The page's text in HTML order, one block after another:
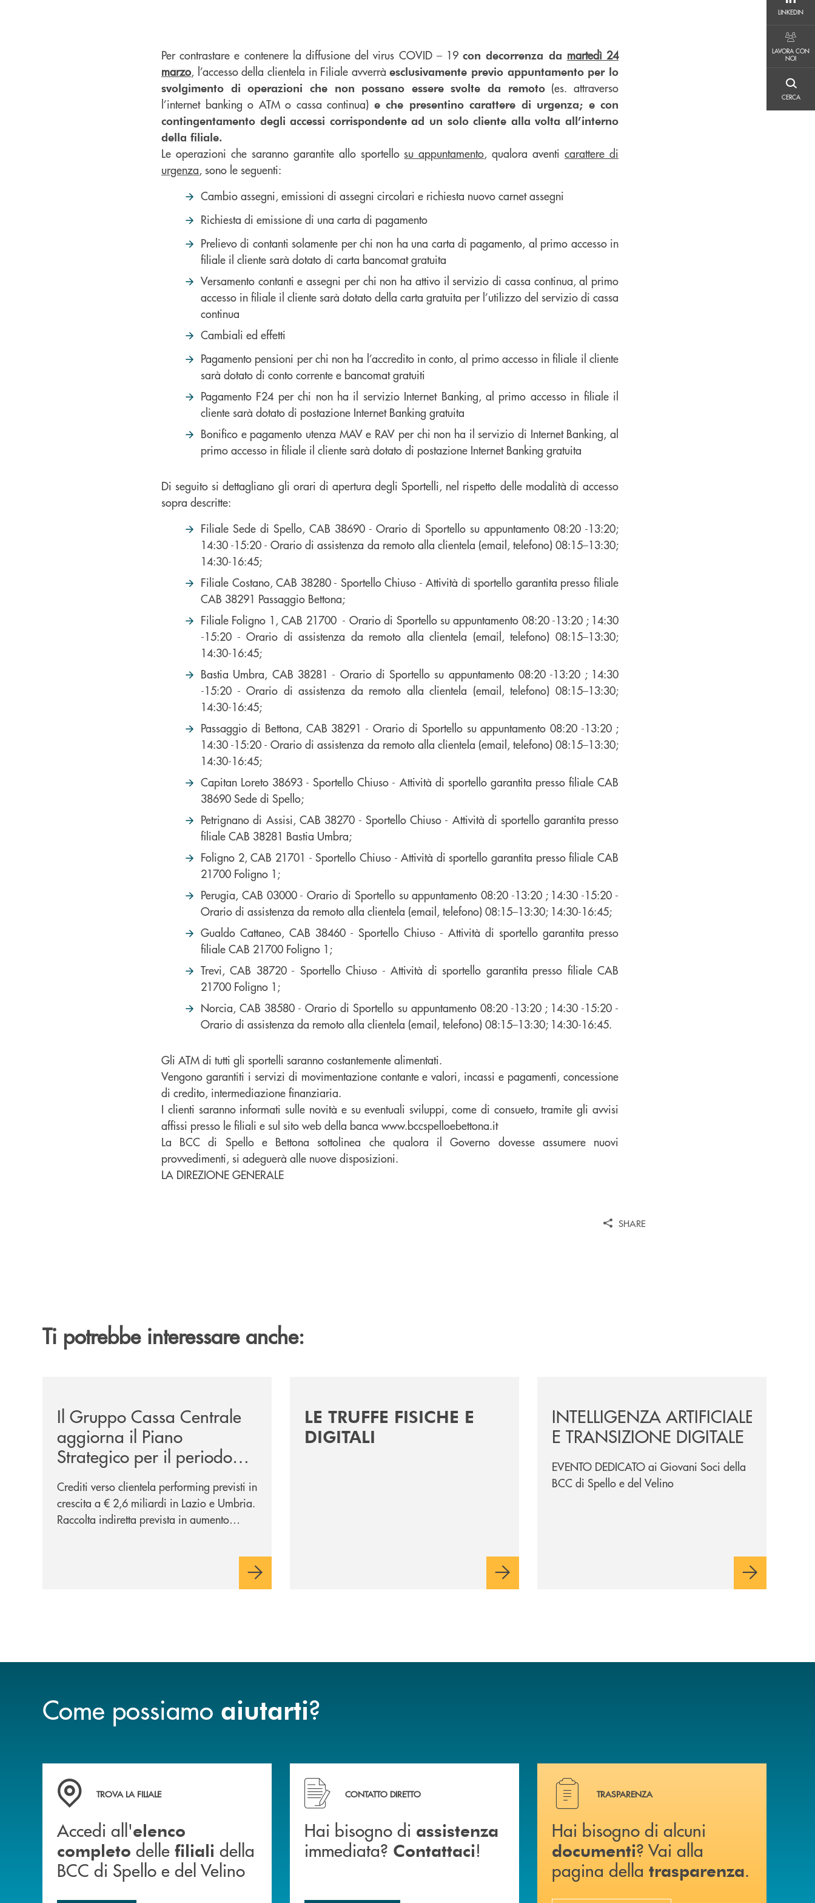
LINKEDIN
LAVORA CON
NOI
CERCA
Per contrastare e contenere la diffusione del virus COVID – 19con decorrenza da martedì 24
marzo, l’accesso della clientela in Filiale avverràesclusivamente previo appuntamento per lo
svolgimento di operazioni che non possano essere svolte da remoto(es. attraverso
l’internet banking o ATM o cassa continua) e che presentino carattere di urgenza; e con
contingentamento degli accessi corrispondente ad un solo cliente alla volta all’interno
della filiale.
Le operazioni che saranno garantite allo sportellosu appuntamento, qualora aventicarattere di
urgenza, sono le seguenti:
Cambio assegni, emissioni di assegni circolari e richiesta nuovo carnet assegni
Richiesta di emissione di una carta di pagamento
Prelievo di contanti solamente per chi non ha una carta di pagamento, al primo accesso in
filiale il cliente sarà dotato di carta bancomat gratuita
Versamento contanti e assegni per chi non ha attivo il servizio di cassa continua, al primo
accesso in filiale il cliente sarà dotato della carta gratuita per l’utilizzo del servizio di cassa
continua
Cambiali ed effetti
Pagamento pensioni per chi non ha l’accredito in conto, al primo accesso in filiale il cliente
sarà dotato di conto corrente e bancomat gratuiti
Pagamento F24 per chi non ha il servizio Internet Banking, al primo accesso in filiale il
cliente sarà dotato di postazione Internet Banking gratuita
Bonifico e pagamento utenza MAV e RAV per chi non ha il servizio di Internet Banking, al
primo accesso in filiale il cliente sarà dotato di postazione Internet Banking gratuita
Di seguito si dettagliano gli orari di apertura degli Sportelli, nel rispetto delle modalità di accesso
sopra descritte:
Filiale Sede di Spello, CAB 38690 - Orario di Sportello su appuntamento 08:20 -13:20;
14:30 -15:20 - Orario di assistenza da remoto alla clientela (email, telefono) 08:15–13:30;
14:30-16:45;
Filiale Costano, CAB 38280 - Sportello Chiuso - Attività di sportello garantita presso filiale
CAB 38291 Passaggio Bettona;
Filiale Foligno 1, CAB 21700 - Orario di Sportello su appuntamento 08:20 -13:20 ; 14:30
-15:20 - Orario di assistenza da remoto alla clientela (email, telefono) 08:15–13:30;
14:30-16:45;
Bastia Umbra, CAB 38281 - Orario di Sportello su appuntamento 08:20 -13:20 ; 14:30
-15:20 - Orario di assistenza da remoto alla clientela (email, telefono) 08:15–13:30;
14:30-16:45;
Passaggio di Bettona, CAB 38291 - Orario di Sportello su appuntamento 08:20 -13:20 ;
14:30 -15:20 - Orario di assistenza da remoto alla clientela (email, telefono) 08:15–13:30;
14:30-16:45;
Capitan Loreto 38693 - Sportello Chiuso - Attività di sportello garantita presso filiale CAB
38690 Sede di Spello;
Petrignano di Assisi, CAB 38270 - Sportello Chiuso - Attività di sportello garantita presso
filiale CAB 38281 Bastia Umbra;
Foligno 2, CAB 21701 - Sportello Chiuso - Attività di sportello garantita presso filiale CAB
21700 Foligno 1;
Perugia, CAB 03000 - Orario di Sportello su appuntamento 08:20 -13:20 ; 14:30 -15:20 -
Orario di assistenza da remoto alla clientela (email, telefono) 08:15–13:30; 14:30-16:45;
Gualdo Cattaneo, CAB 38460 - Sportello Chiuso - Attività di sportello garantita presso
filiale CAB 21700 Foligno 1;
Trevi, CAB 38720 - Sportello Chiuso - Attività di sportello garantita presso filiale CAB
21700 Foligno 1;
Norcia, CAB 38580 - Orario di Sportello su appuntamento 08:20 -13:20 ; 14:30 -15:20 -
Orario di assistenza da remoto alla clientela (email, telefono) 08:15–13:30; 14:30-16:45.
Gli ATM di tutti gli sportelli saranno costantemente alimentati.
Vengono garantiti i servizi di movimentazione contante e valori, incassi e pagamenti, concessione
di credito, intermediazione finanziaria.
I clienti saranno informati sulle novità e su eventuali sviluppi, come di consueto, tramite gli avvisi
affissi presso le filiali e sul sito web della banca www.bccspelloebettona.it
La BCC di Spello e Bettona sottolinea che qualora il Governo dovesse assumere nuovi
provvedimenti, si adeguerà alle nuove disposizioni.
LA DIREZIONE GENERALE
SHARE
Ti potrebbe interessare anche:
Il Gruppo Cassa Centrale
aggiorna il Piano
Strategico per il periodo
2025 – 2027 e le
proiezioni economico
finanziarie per le Banche
Crediti verso clientela performing previsti in
crescita a € 2,6 miliardi in Lazio e Umbria.
Raccolta indiretta prevista in aumento
LE TRUFFE FISICHE E
DIGITALI
INTELLIGENZA ARTIFICIALE
E TRANSIZIONE DIGITALE
EVENTO DEDICATO ai Giovani Soci della
BCC di Spello e del Velino
Come possiamo aiutarti?
Accedi all' elenco completo delle filiali della BCC di Spello e del Velino
TROVA LA FILIALE
Accedi all'elenco
completo delle filiali della
BCC di Spello e del Velino
Hai bisogno di assistenza immediata? Contattaci !
CONTATTO DIRETTO
Hai bisogno di assistenza
immediata? Contattaci!
Hai bisogno di alcuni documenti ? Vai alla pagina della
TRASPARENZA
Hai bisogno di alcuni
documenti? Vai alla
pagina della trasparenza.